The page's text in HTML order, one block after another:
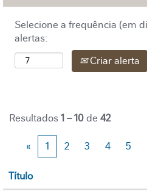
Selecione a frequência (em
alertas:
Criar alerta
Resultados1 – 10de 42
« 1 2 3 4 5
Título